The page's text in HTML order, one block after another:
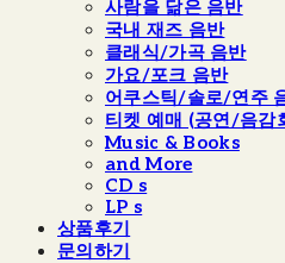
사람을 닮은 음반
국내 재즈 음반
클래식/가곡 음반
가요/포크 음반
어쿠스틱/솔로/연주
티켓 예매 (공연/음감
Music & Books
and More
CD s
LP s
상품후기
문의하기